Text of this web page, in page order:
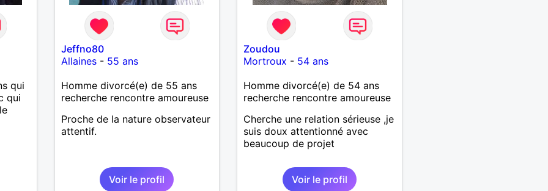
que
et
un
le
qui
qui
Jeffno80
Allaines- 55 ans
Homme divorcé(e) de 55 ans
recherche rencontre amoureuse
Proche de la nature observateur
attentif.
Voir le profil
Zoudou
Mortroux - 54 ans
Homme divorcé(e) de 54 ans
recherche rencontre amoureuse
Cherche une relation sérieuse ,je
suis doux attentionné avec
beaucoup de projet
Voir le profil